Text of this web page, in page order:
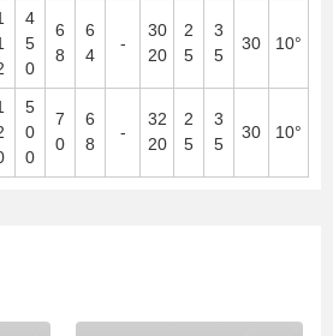
4
5
0
6
8
6
4
-
30
20
2
5
3
5
30 10°
5
0
0
7
0
6
8
-
32
20
2
5
3
5
30 10°